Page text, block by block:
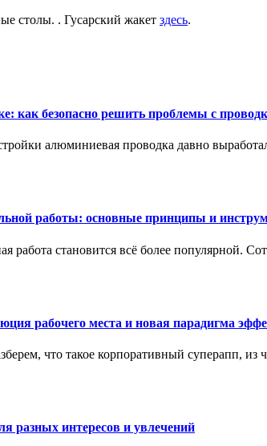
столы. . Гусарский жакет здесь.
как безопасно решить проблемы с
алюминиевая проводка давно
работы: основные принципы и
работа становится всё более популярной.
рабочего места и новая парадигма
что такое корпоративный суперапп, из
разных интересов и увлечений